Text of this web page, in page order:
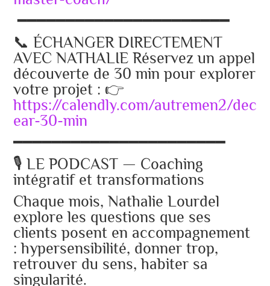
━━━━━━━━━━━━━━━━━━━━━━
📞 ÉCHANGER DIRECTEMENT
AVEC NATHALIE Réservez un appel
découverte de 30 min pour explorer
votre projet : 👉
https://calendly.com/autremen2/
ear-30-min
━━━━━━━━━━━━━━━━━━━━━━
🎙️ LE PODCAST — Coaching
intégratif et transformations
Chaque mois, Nathalie Lourdel
explore les questions que ses
clients posent en accompagnement
: hypersensibilité, donner trop,
retrouver du sens, habiter sa
singularité.